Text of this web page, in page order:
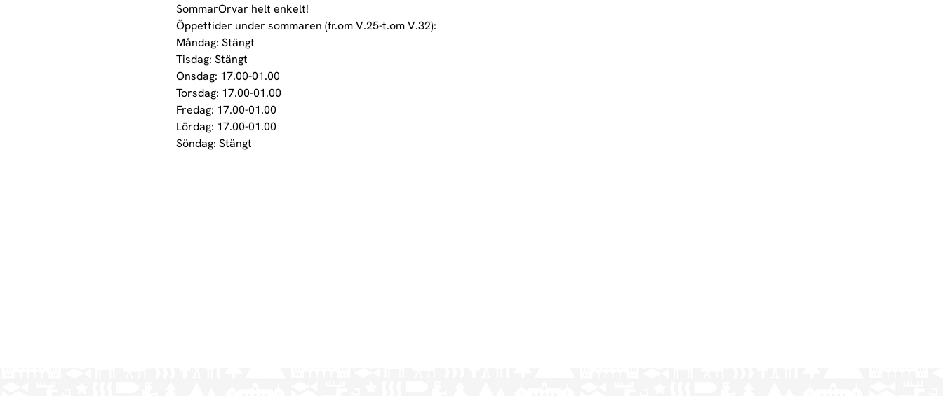
SommarOrvar helt enkelt!
Öppettider under sommaren (fr.om V.25-t.om V.32):
Måndag: Stängt
Tisdag: Stängt
Onsdag: 17.00-01.00
Torsdag: 17.00-01.00
Fredag: 17.00-01.00
Lördag: 17.00-01.00
Söndag: Stängt